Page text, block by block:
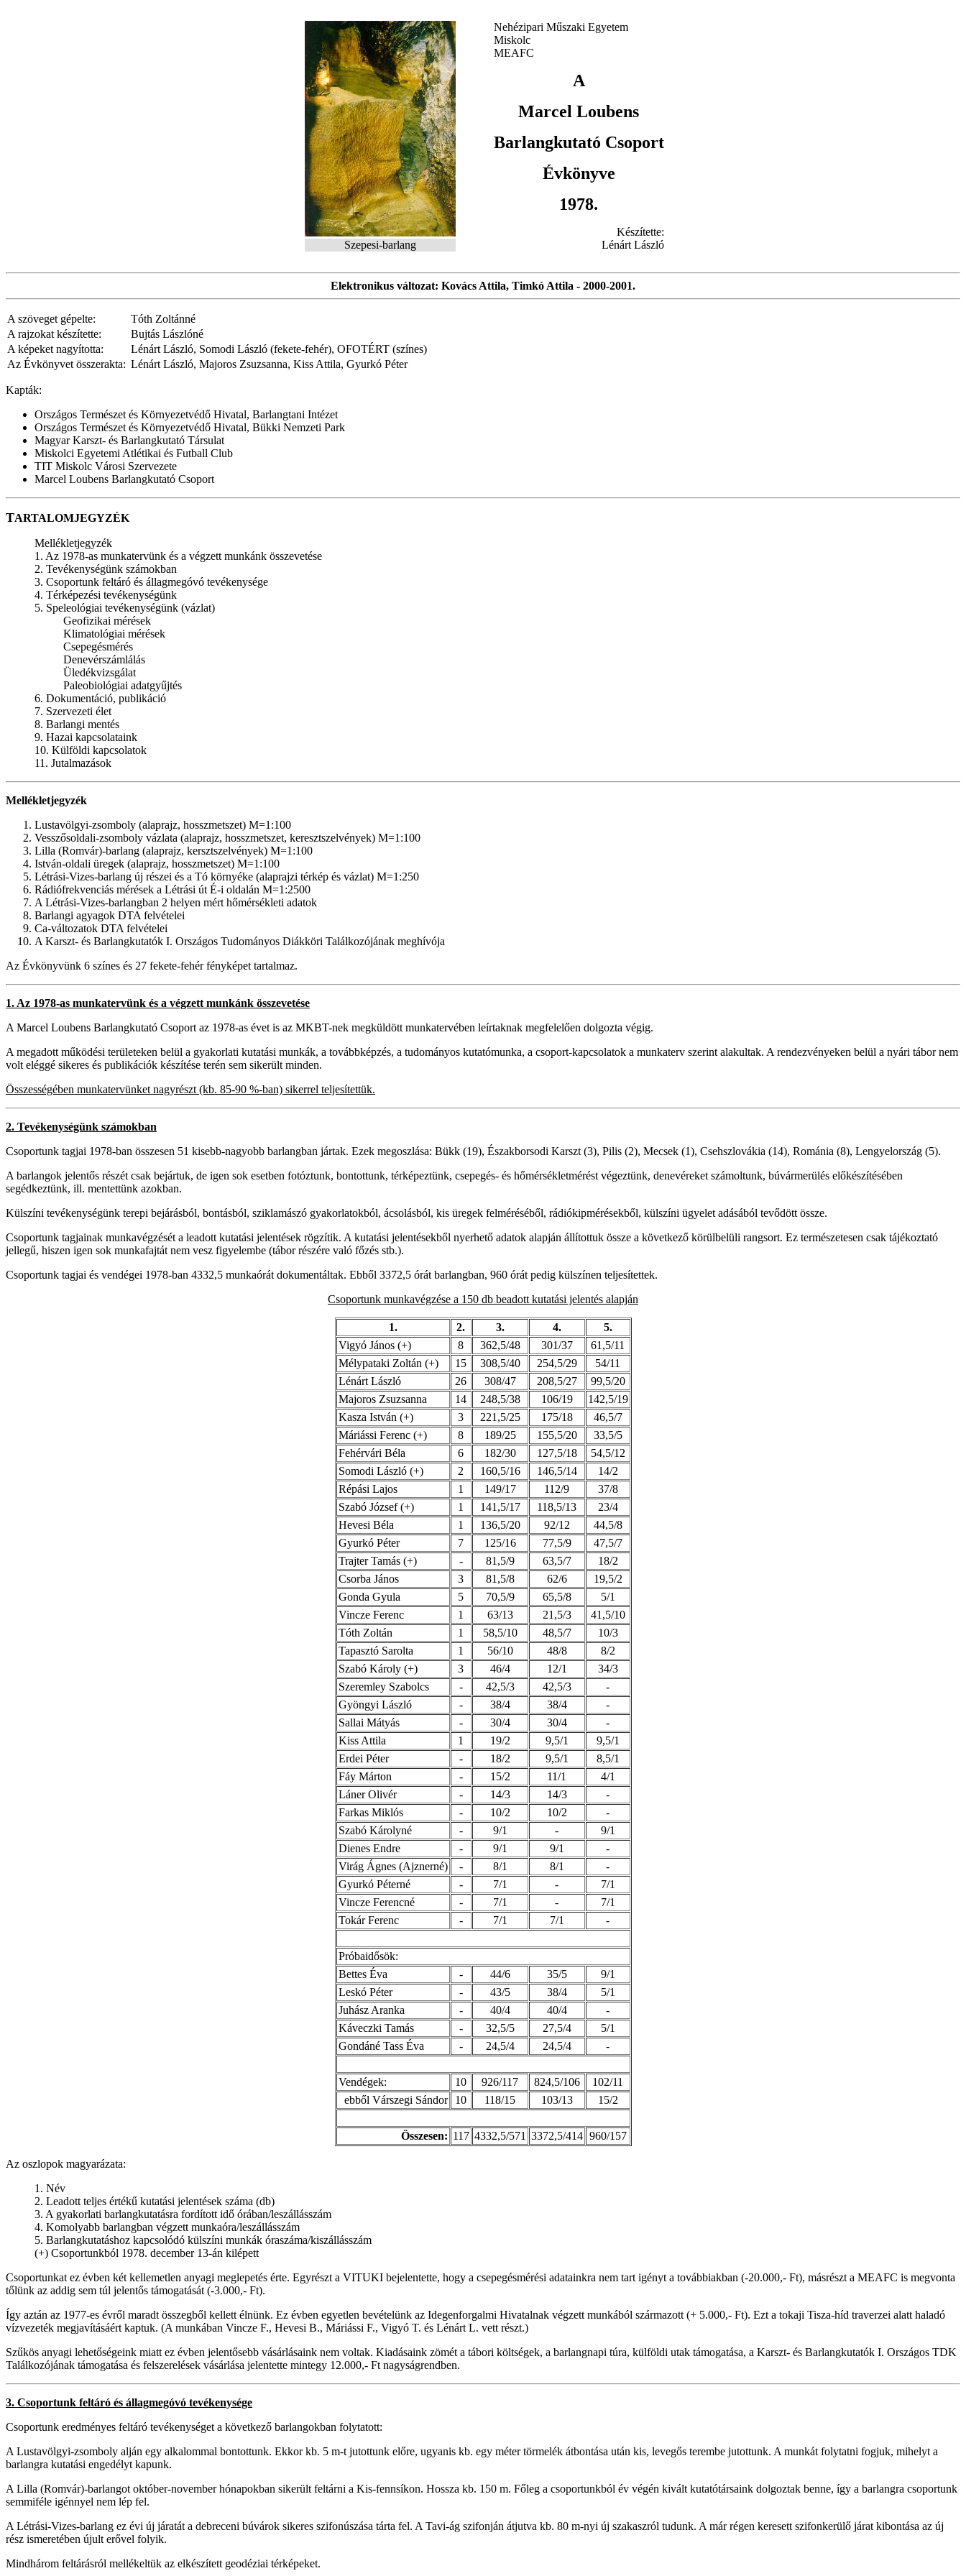
Szepesi-barlang
Nehézipari Műszaki Egyetem
Miskolc
MEAFC
A
Marcel Loubens
Barlangkutató Csoport
Évkönyve
1978.
Készítette:
Lénárt László
Elektronikus változat: Kovács Attila, Timkó Attila - 2000-2001.
A szöveget gépelte:
Tóth Zoltánné
A rajzokat készítette:
Bujtás Lászlóné
A képeket nagyította:
Lénárt László, Somodi László (fekete-fehér), OFOTÉRT (színes)
Az Évkönyvet összerakta: Lénárt László, Majoros Zsuzsanna, Kiss Attila, Gyurkó Péter
Kapták:
Országos Természet és Környezetvédő Hivatal, Barlangtani Intézet
Országos Természet és Környezetvédő Hivatal, Bükki Nemzeti Park
Magyar Karszt- és Barlangkutató Társulat
Miskolci Egyetemi Atlétikai és Futball Club
TIT Miskolc Városi Szervezete
Marcel Loubens Barlangkutató Csoport
TARTALOMJEGYZÉK
Mellékletjegyzék
1. Az 1978-as munkatervünk és a végzett munkánk összevetése
2. Tevékenységünk számokban
3. Csoportunk feltáró és állagmegóvó tevékenysége
4. Térképezési tevékenységünk
5. Speleológiai tevékenységünk (vázlat)
Geofizikai mérések
Klimatológiai mérések
Csepegésmérés
Denevérszámlálás
Üledékvizsgálat
Paleobiológiai adatgyűjtés
6. Dokumentáció, publikáció
7. Szervezeti élet
8. Barlangi mentés
9. Hazai kapcsolataink
10. Külföldi kapcsolatok
11. Jutalmazások
Mellékletjegyzék
Lustavölgyi-zsomboly (alaprajz, hosszmetszet) M=1:100
Vesszősoldali-zsomboly vázlata (alaprajz, hosszmetszet, keresztszelvények) M=1:100
Lilla (Romvár)-barlang (alaprajz, kersztszelvények) M=1:100
István-oldali üregek (alaprajz, hosszmetszet) M=1:100
Létrási-Vizes-barlang új részei és a Tó környéke (alaprajzi térkép és vázlat) M=1:250
Rádiófrekvenciás mérések a Létrási út É-i oldalán M=1:2500
A Létrási-Vizes-barlangban 2 helyen mért hőmérsékleti adatok
Barlangi agyagok DTA felvételei
Ca-változatok DTA felvételei
A Karszt- és Barlangkutatók I. Országos Tudományos Diákköri Találkozójának meghívója
Az Évkönyvünk 6 színes és 27 fekete-fehér fényképet tartalmaz.
1. Az 1978-as munkatervünk és a végzett munkánk összevetése
A Marcel Loubens Barlangkutató Csoport az 1978-as évet is az MKBT-nek megküldött munkatervében leírtaknak megfelelően dolgozta végig.
A megadott működési területeken belül a gyakorlati kutatási munkák, a továbbképzés, a tudományos kutatómunka, a csoport-kapcsolatok a munkaterv szerint alakultak. A rendezvényeken belül a nyári tábor nem
volt eléggé sikeres és publikációk készítése terén sem sikerült minden.
Összességében munkatervünket nagyrészt (kb. 85-90 %-ban) sikerrel teljesítettük.
2. Tevékenységünk számokban
Csoportunk tagjai 1978-ban összesen 51 kisebb-nagyobb barlangban jártak. Ezek megoszlása: Bükk (19), Északborsodi Karszt (3), Pilis (2), Mecsek (1), Csehszlovákia (14), Románia (8), Lengyelország (5).
A barlangok jelentős részét csak bejártuk, de igen sok esetben fotóztunk, bontottunk, térképeztünk, csepegés- és hőmérsékletmérést végeztünk, denevéreket számoltunk, búvármerülés előkészítésében
segédkeztünk, ill. mentettünk azokban.
Külszíni tevékenységünk terepi bejárásból, bontásból, sziklamászó gyakorlatokból, ácsolásból, kis üregek felméréséből, rádiókipmérésekből, külszíni ügyelet adásából tevődött össze.
Csoportunk tagjainak munkavégzését a leadott kutatási jelentések rögzítik. A kutatási jelentésekből nyerhető adatok alapján állítottuk össze a következő körülbelüli rangsort. Ez természetesen csak tájékoztató
jellegű, hiszen igen sok munkafajtát nem vesz figyelembe (tábor részére való főzés stb.).
Csoportunk tagjai és vendégei 1978-ban 4332,5 munkaórát dokumentáltak. Ebből 3372,5 órát barlangban, 960 órát pedig külszínen teljesítettek.
Csoportunk munkavégzése a 150 db beadott kutatási jelentés alapján
1. 2. 3. 4.
5.
Vigyó János (+)
8 362,5/48 301/37
61,5/11
Mélypataki Zoltán (+)
15 308,5/40 254,5/29
54/11
Lénárt László
26 308/47 208,5/27
99,5/20
Majoros Zsuzsanna
14 248,5/38 106/19
142,5/19
Kasza István (+)
3 221,5/25 175/18
46,5/7
Máriássi Ferenc (+)
8 189/25 155,5/20
33,5/5
Fehérvári Béla
6 182/30 127,5/18
54,5/12
Somodi László (+)
2 160,5/16 146,5/14
14/2
Répási Lajos
1 149/17 112/9
37/8
Szabó József (+)
1 141,5/17 118,5/13
23/4
Hevesi Béla
1 136,5/20 92/12
44,5/8
Gyurkó Péter
7 125/16 77,5/9
47,5/7
Trajter Tamás (+)
- 81,5/9 63,5/7
18/2
Csorba János
3 81,5/8 62/6
19,5/2
Gonda Gyula
5 70,5/9 65,5/8
5/1
Vincze Ferenc
1 63/13 21,5/3
41,5/10
Tóth Zoltán
1 58,5/10 48,5/7
10/3
Tapasztó Sarolta
1 56/10 48/8
8/2
Szabó Károly (+)
3 46/4 12/1
34/3
Szeremley Szabolcs
- 42,5/3 42,5/3
-
Gyöngyi László
- 38/4 38/4
-
Sallai Mátyás
- 30/4 30/4
-
Kiss Attila
1 19/2 9,5/1
9,5/1
Erdei Péter
- 18/2 9,5/1
8,5/1
Fáy Márton
- 15/2 11/1
4/1
Láner Olivér
- 14/3 14/3
-
Farkas Miklós
- 10/2 10/2
-
Szabó Károlyné
- 9/1 -
9/1
Dienes Endre
- 9/1 9/1
-
Virág Ágnes (Ajznerné)
- 8/1 8/1
-
Gyurkó Péterné
- 7/1 -
7/1
Vincze Ferencné
- 7/1 -
7/1
Tokár Ferenc
- 7/1 7/1 -
Próbaidősök:
Bettes Éva
- 44/6 35/5
9/1
Leskó Péter
- 43/5 38/4
5/1
Juhász Aranka
- 40/4 40/4
-
Káveczki Tamás
- 32,5/5 27,5/4
5/1
Gondáné Tass Éva
- 24,5/4 24,5/4 -
Vendégek: 10 926/117 824,5/106
102/11
ebből Várszegi Sándor
10 118/15 103/13 15/2
Összesen: 117 4332,5/571 3372,5/414 960/157
Az oszlopok magyarázata:
1. Név
2. Leadott teljes értékű kutatási jelentések száma (db)
3. A gyakorlati barlangkutatásra fordított idő órában/leszállásszám
4. Komolyabb barlangban végzett munkaóra/leszállásszám
5. Barlangkutatáshoz kapcsolódó külszíni munkák óraszáma/kiszállásszám
(+) Csoportunkból 1978. december 13-án kilépett
Csoportunkat ez évben két kellemetlen anyagi meglepetés érte. Egyrészt a VITUKI bejelentette, hogy a csepegésmérési adatainkra nem tart igényt a továbbiakban (-20.000,- Ft), másrészt a MEAFC is megvonta
tőlünk az addig sem túl jelentős támogatását (-3.000,- Ft).
Így aztán az 1977-es évről maradt összegből kellett élnünk. Ez évben egyetlen bevételünk az Idegenforgalmi Hivatalnak végzett munkából származott (+ 5.000,- Ft). Ezt a tokaji Tisza-híd traverzei alatt haladó
vízvezeték megjavításáért kaptuk. (A munkában Vincze F., Hevesi B., Máriássi F., Vigyó T. és Lénárt L. vett részt.)
Szűkös anyagi lehetőségeink miatt ez évben jelentősebb vásárlásaink nem voltak. Kiadásaink zömét a tábori költségek, a barlangnapi túra, külföldi utak támogatása, a Karszt- és Barlangkutatók I. Országos TDK
Találkozójának támogatása és felszerelések vásárlása jelentette mintegy 12.000,- Ft nagyságrendben.
3. Csoportunk feltáró és állagmegóvó tevékenysége
Csoportunk eredményes feltáró tevékenységet a következő barlangokban folytatott:
A Lustavölgyi-zsomboly alján egy alkalommal bontottunk. Ekkor kb. 5 m-t jutottunk előre, ugyanis kb. egy méter törmelék átbontása után kis, levegős terembe jutottunk. A munkát folytatni fogjuk, mihelyt a
barlangra kutatási engedélyt kapunk.
A Lilla (Romvár)-barlangot október-november hónapokban sikerült feltárni a Kis-fennsíkon. Hossza kb. 150 m. Főleg a csoportunkból év végén kivált kutatótársaink dolgoztak benne, így a barlangra csoportunk
semmiféle igénnyel nem lép fel.
A Létrási-Vizes-barlang ez évi új járatát a debreceni búvárok sikeres szifonúszása tárta fel. A Tavi-ág szifonján átjutva kb. 80 m-nyi új szakaszról tudunk. A már régen keresett szifonkerülő járat kibontása az új
rész ismeretében újult erővel folyik.
Mindhárom feltárásról mellékeltük az elkészített geodéziai térképeket.